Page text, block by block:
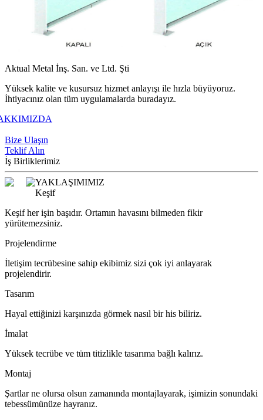
Aktual Metal İnş. San. ve Ltd. Şti
Yüksek kalite ve kusursuz hizmet anlayışı ile hızla büyüyoruz.
İhtiyacınız olan tüm uygulamalarda buradayız.
Bize Ulaşın
Teklif Alın
İş Birliklerimiz
YAKLAŞIMIMIZ
Keşif
Keşif her işin başıdır. Ortamın havasını bilmeden fikir
yürütemezsiniz.
Projelendirme
İletişim tecrübesine sahip ekibimiz sizi çok iyi anlayarak
projelendirir.
Tasarım
Hayal ettiğinizi karşınızda görmek nasıl bir his biliriz.
İmalat
Yüksek tecrübe ve tüm titizlikle tasarıma bağlı kalırız.
Montaj
Şartlar ne olursa olsun zamanında montajlayarak, işimizin sonundaki
tebessümünüze hayranız.